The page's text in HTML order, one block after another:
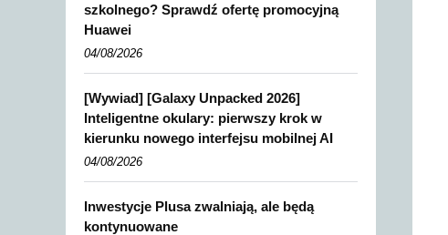
szkolnego? Sprawdź ofertę promocyjną
Huawei
04/08/2026
[Wywiad] [Galaxy Unpacked 2026]
Inteligentne okulary: pierwszy krok w
kierunku nowego interfejsu mobilnej AI
04/08/2026
Inwestycje Plusa zwalniają, ale będą
kontynuowane